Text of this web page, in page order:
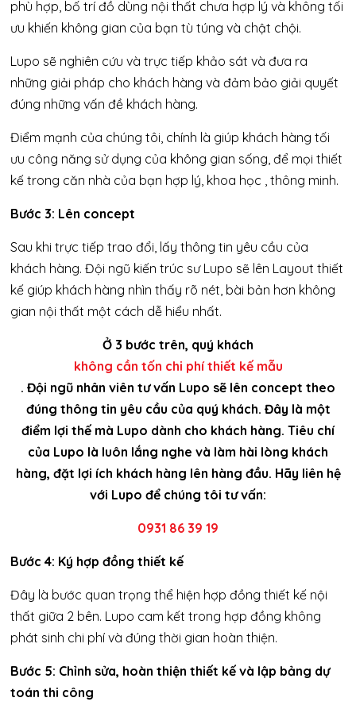
phù hợp, bố trí đồ dùng nội thất chưa hợp lý và không tối
ưu khiến không gian của bạn tù túng và chật chội.
Lupo sẽ nghiên cứu và trực tiếp khảo sát và đưa ra
những giải pháp cho khách hàng và đảm bảo giải quyết
đúng những vấn đề khách hàng.
Điểm mạnh của chúng tôi, chính là giúp khách hàng tối
ưu công năng sử dụng của không gian sống, để mọi thiết
kế trong căn nhà của bạn hợp lý, khoa học , thông minh.
Bước 3: Lên concept
Sau khi trực tiếp trao đổi, lấy thông tin yêu cầu của
khách hàng. Đội ngũ kiến trúc sư Lupo sẽ lên Layout thiết
kế giúp khách hàng nhìn thấy rõ nét, bài bản hơn không
gian nội thất một cách dễ hiểu nhất.
Ở 3 bước trên, quý khách
không cần tốn chi phí thiết kế mẫu
. Đội ngũ nhân viên tư vấn Lupo sẽ lên concept theo
đúng thông tin yêu cầu của quý khách. Đây là một
điểm lợi thế mà Lupo dành cho khách hàng. Tiêu chí
của Lupo là luôn lắng nghe và làm hài lòng khách
hàng, đặt lợi ích khách hàng lên hàng đầu. Hãy liên hệ
với Lupo để chúng tôi tư vấn:
0931 86 39 19
Bước 4: Ký hợp đồng thiết kế
Đây là bước quan trọng thể hiện hợp đồng thiết kế nội
thất giữa 2 bên. Lupo cam kết trong hợp đồng không
phát sinh chi phí và đúng thời gian hoàn thiện.
Bước 5: Chỉnh sửa, hoàn thiện thiết kế và lập bảng dự
toán thi công